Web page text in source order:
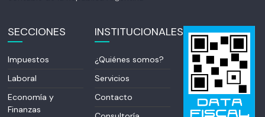
SECCIONES
Impuestos
Laboral
Economía y
Finanzas
INSTITUCIONALES
¿Quiénes somos?
Servicios
Contacto